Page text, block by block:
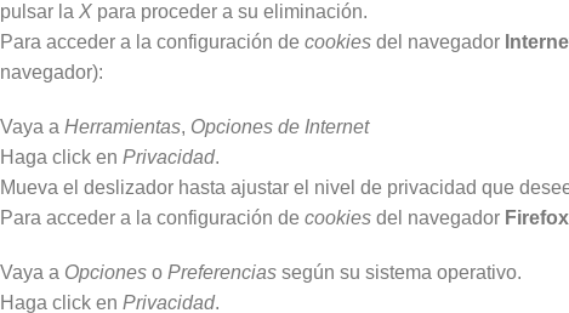
pulsar la X para proceder a su eliminación.
Para acceder a la configuración de cookies del navegador
navegador):
Vaya a Herramientas, Opciones de Internet
Haga click en Privacidad.
Mueva el deslizador hasta ajustar el nivel de privacidad que
Para acceder a la configuración de cookies del navegador Firefox
Vaya a Opciones o Preferencias según su sistema operativo.
Haga click en Privacidad.